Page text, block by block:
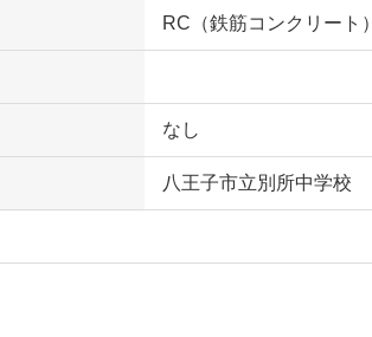
RC（鉄筋コンクリート）
なし
八王子市立別所中学校